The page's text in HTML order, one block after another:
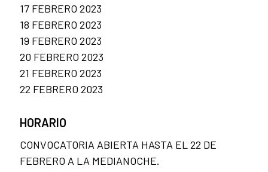
17 FEBRERO 2023
18 FEBRERO 2023
19 FEBRERO 2023
20 FEBRERO 2023
21 FEBRERO 2023
22 FEBRERO 2023
HORARIO
CONVOCATORIA ABIERTA HASTA EL 22 DE
FEBRERO A LA MEDIANOCHE.